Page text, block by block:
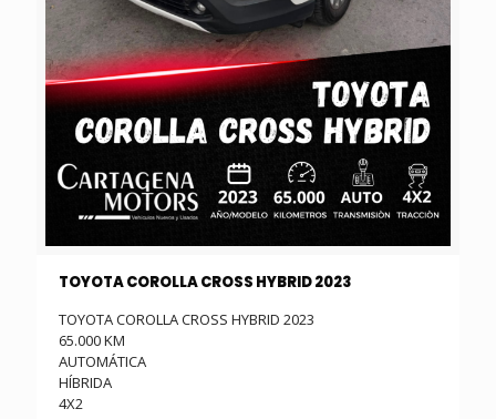
TOYOTA COROLLA CROSS HYBRID 2023
TOYOTA COROLLA CROSS HYBRID 2023
65.000 KM
AUTOMÁTICA
HÍBRIDA
4X2